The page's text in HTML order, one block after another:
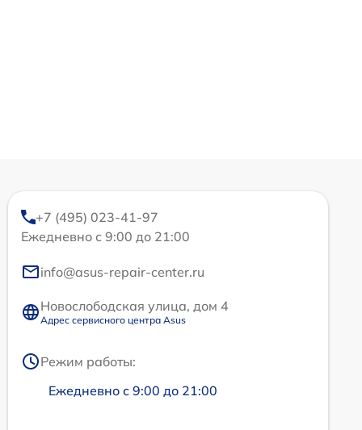
+7 (495) 023-41-97
Ежедневно с 9:00 до 21:00
info@asus-repair-center.ru
Новослободская улица, дом 4
Адрес сервисного центра Asus
Режим работы:
Ежедневно с 9:00 до 21:00